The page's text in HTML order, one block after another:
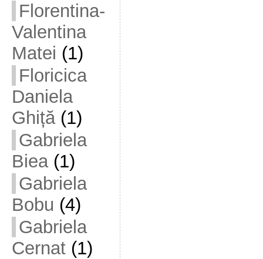
Florentina-
Valentina
Matei (1)
Floricica
Daniela
Ghiță(1)
Gabriela
Biea(1)
Gabriela
Bobu (4)
Gabriela
Cernat(1)